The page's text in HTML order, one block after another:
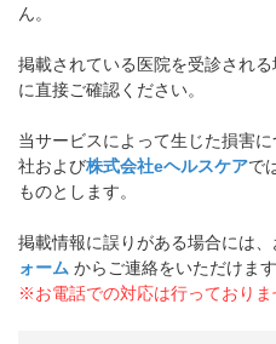
ん。
掲載されている医院を受診され
に直接ご確認ください。
当サービスによって生じた損害
社および株式会社eヘルスケアで
ものとします。
掲載情報に誤りがある場合には、
ォーム からご連絡をいただけま
※お電話での対応は行っておりま